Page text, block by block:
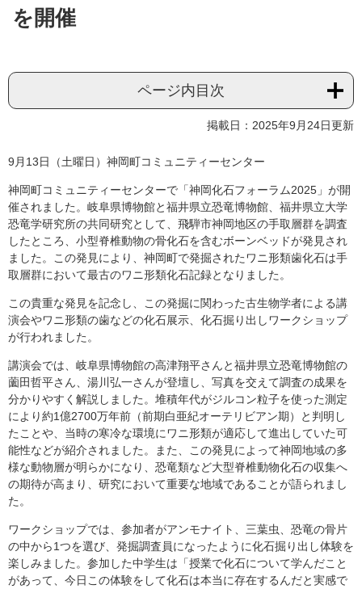
を開催
ページ内目次
掲載日：2025年9月24日更新
9月13日（土曜日）神岡町コミュニティーセンター
神岡町コミュニティーセンターで「神岡化石フォーラム2025」が開
催されました。岐阜県博物館と福井県立恐竜博物館、福井県立大学
恐竜学研究所の共同研究として、飛騨市神岡地区の手取層群を調査
したところ、小型脊椎動物の骨化石を含むボーンベッドが発見され
ました。この発見により、神岡町で発掘されたワニ形類歯化石は手
取層群において最古のワニ形類化石記録となりました。
この貴重な発見を記念し、この発掘に関わった古生物学者による講
演会やワニ形類の歯などの化石展示、化石掘り出しワークショップ
が行われました。
講演会では、岐阜県博物館の高津翔平さんと福井県立恐竜博物館の
薗田哲平さん、湯川弘一さんが登壇し、写真を交えて調査の成果を
分かりやすく解説しました。堆積年代がジルコン粒子を使った測定
により約1億2700万年前（前期白亜紀オーテリビアン期）と判明し
たことや、当時の寒冷な環境にワニ形類が適応して進出していた可
能性などが紹介されました。また、この発見によって神岡地域の多
様な動物層が明らかになり、恐竜類など大型脊椎動物化石の収集へ
の期待が高まり、研究において重要な地域であることが語られまし
た。
ワークショップでは、参加者がアンモナイト、三葉虫、恐竜の骨片
の中から1つを選び、発掘調査員になったように化石掘り出し体験を
楽しみました。参加した中学生は「授業で化石について学んだこと
があって、今日この体験をして化石は本当に存在するんだと実感で